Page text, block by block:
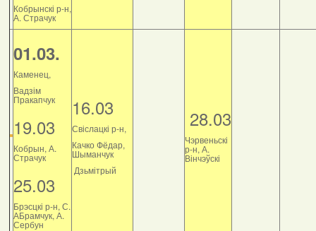
Кобрынскі р-н,
А. Страчук
01.03.
Каменец,
Вадзім
Пракапчук
19.03
Кобрын, А.
Страчук
25.03
Брэсцкі р-н, С.
АБрамчук, А.
Сербун
16.03
Свіслацкі р-н,
Качко Фёдар,
Шыманчук
Дзьмітрый
28.03
Чэрвеньскі
р-н, А.
Вінчэўскі